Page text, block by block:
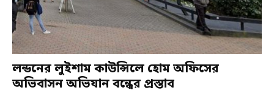
লন্ডনের লুইশাম কাউন্সিলে হোম অফিসের
অভিবাসন অভিযান বন্ধের প্রস্তাব